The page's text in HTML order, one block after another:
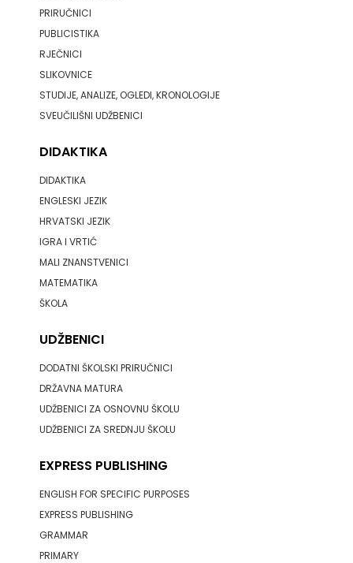
POPULUS
PULS
RADIOTELEVIZIJA
HERCEG-
BOSNE
SALESIANA
SANDORF
Scriptura
media
j.d.o.o.
SONJA
STEP
BY
STEP
PRIRUČNICI
PUBLICISTIKA
RJEČNICI
SLIKOVNICE
STUDIJE, ANALIZE, OGLEDI, KRONOLOGIJE
SVEUČILIŠNI UDŽBENICI
DIDAKTIKA
DIDAKTIKA
ENGLESKI JEZIK
HRVATSKI JEZIK
IGRA I VRTIĆ
MALI ZNANSTVENICI
MATEMATIKA
ŠKOLA
UDŽBENICI
DODATNI ŠKOLSKI PRIRUČNICI
DRŽAVNA MATURA
UDŽBENICI ZA OSNOVNU ŠKOLU
UDŽBENICI ZA SREDNJU ŠKOLU
EXPRESS PUBLISHING
ENGLISH FOR SPECIFIC PURPOSES
EXPRESS PUBLISHING
GRAMMAR
PRIMARY